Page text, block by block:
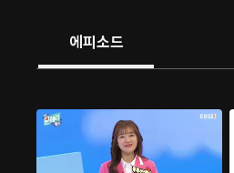
에피소드